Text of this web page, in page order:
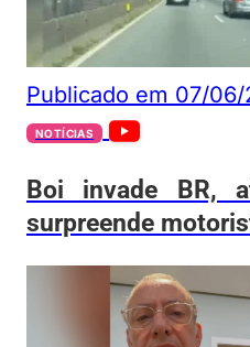
Publicado em 07/06/
NOTÍCIAS
Boi invade BR,
surpreende